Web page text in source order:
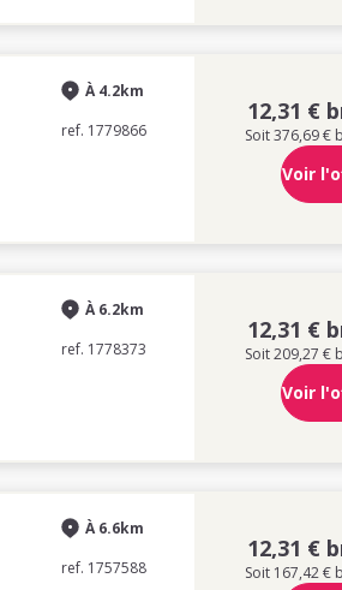
À 4.2km
ref. 1779866
12,31 €
Soit 376,69 €
Voir
À 6.2km
ref. 1778373
12,31 €
Soit 209,27 €
Voir
À 6.6km
ref. 1757588
12,31 €
Soit 167,42 €